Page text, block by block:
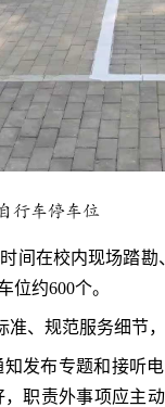
行车停车位
间在校内现场踏
约600个。
、规范服务细节
发布专题和接听
职责外事项应主